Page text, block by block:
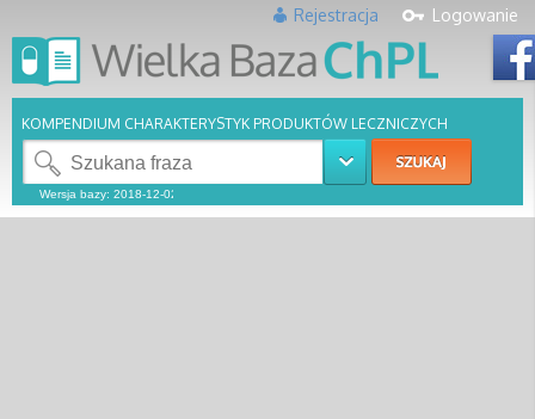
Logowanie
Rejestracja
KOMPENDIUM CHARAKTERYSTYK PRODUKTÓW LECZNICZYCH